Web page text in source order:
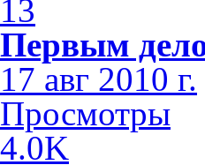
13
Первым
17 авг 2010 г.
Просмотры
4.0K